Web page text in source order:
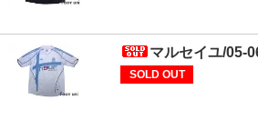
マルセイユ/05-
SOLD OUT